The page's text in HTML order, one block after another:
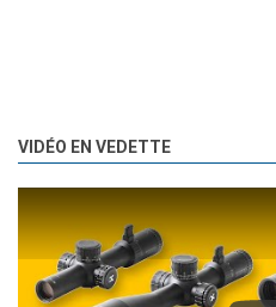
VIDÉO EN VEDETTE